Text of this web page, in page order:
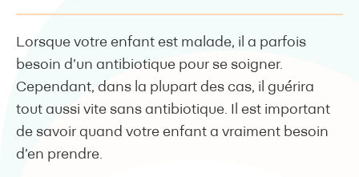
Lorsque votre enfant est malade, il a parfois
besoin d’un antibiotique pour se soigner.
Cependant, dans la plupart des cas, il guérira
tout aussi vite sans antibiotique. Il est important
de savoir quand votre enfant a vraiment besoin
d’en prendre.